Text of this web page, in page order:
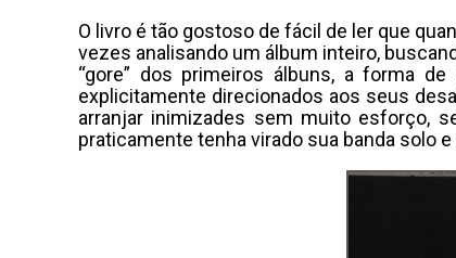
O livro é tão gostoso de fácil de ler que
vezes analisando um álbum inteiro,
“gore” dos primeiros álbuns, a forma
explicitamente direcionados aos seus
arranjar inimizades sem muito esforço,
praticamente tenha virado sua banda solo